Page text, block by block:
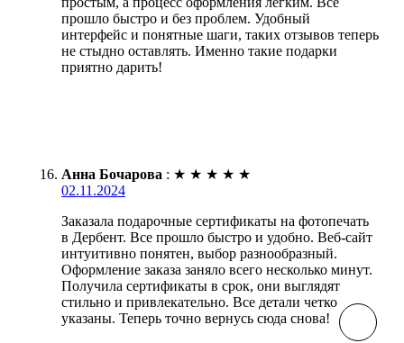
прошло быстро и без проблем. Удобный
интерфейс и понятные шаги, таких отзывов теперь
не стыдно оставлять. Именно такие подарки
приятно дарить!
Анна Бочарова : ★ ★ ★ ★ ★
02.11.2024
Заказала подарочные сертификаты на фотопечать
в Дербент. Все прошло быстро и удобно. Веб-сайт
интуитивно понятен, выбор разнообразный.
Оформление заказа заняло всего несколько минут.
Получила сертификаты в срок, они выглядят
стильно и привлекательно. Все детали четко
указаны. Теперь точно вернусь сюда снова!